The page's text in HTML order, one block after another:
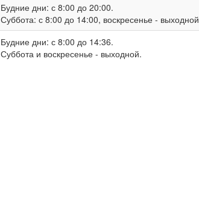
Будние дни: с 8:00 до 20:00.
Суббота: с 8:00 до 14:00, воскресенье - выходной
Будние дни: с 8:00 до 14:36.
Суббота и воскресенье - выходной.